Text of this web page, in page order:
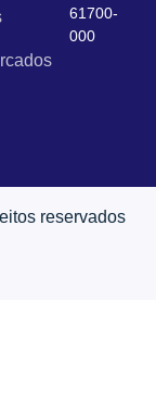
61700-
000
reservados